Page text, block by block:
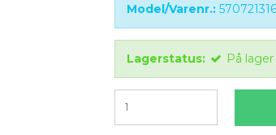
Model/Varenr.:
Lagerstatus: På lager